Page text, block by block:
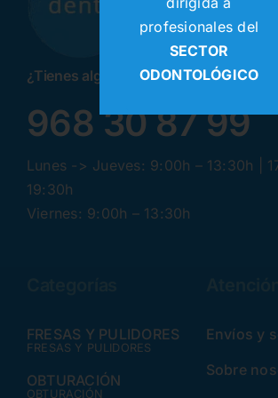
¿Tienes alguna pregunta? ¡Llamanos!
968 30 87 99
Lunes -> Jueves: 9:00h – 13:30h |
19:30h
Viernes: 9:00h – 13:30h
FRESAS Y PULIDORES
FRESAS Y PULIDORES
OBTURACIÓN
OBTURACIÓN
Envíos y
Sobre
profesionales del
SECTOR
ODONTOLÓGICO